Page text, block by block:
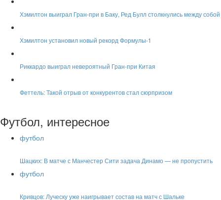
Хэмилтон выиграл Гран-при в Баку, Ред Булл столкнулись между собой
Хэмилтон установил новый рекорд Формулы-1
Риккардо выиграл невероятный Гран-при Китая
Феттель: Такой отрыв от конкурентов стал сюрпризом
Футбол, интересное
футбол
Шацких: В матче с Манчестер Сити задача Динамо — не пропустить
футбол
Кривцов: Луческу уже наигрывает состав на матч с Шальке